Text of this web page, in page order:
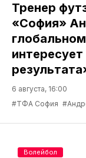
Тренер
«София»
интересует
6 августа, 16:00
#ТФА София
Волейбол